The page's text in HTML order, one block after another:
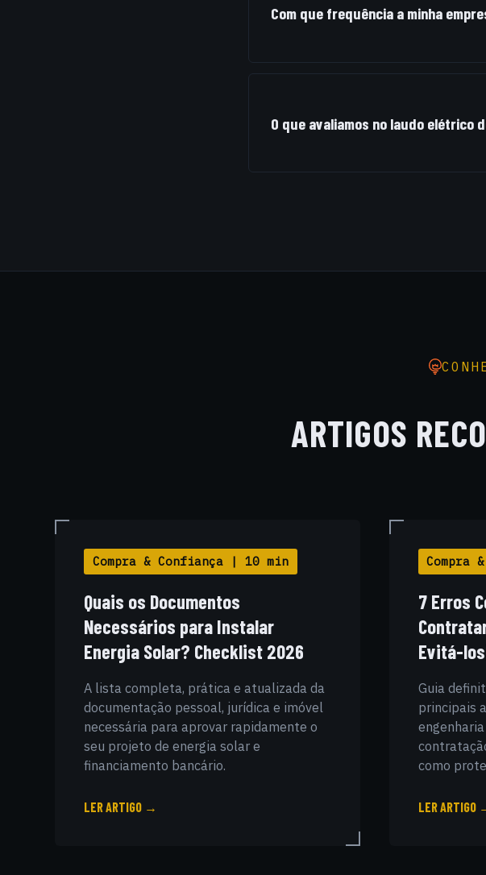
Com que frequência a minha
A periodicidade recomendada é
O que avaliamos no laudo elétrico
Analisamos painéis elétricos,
ARTIGOS
Compra & Confiança | 10 min
Quais os Documentos
Necessários para Instalar
Energia Solar? Checklist 2026
A lista completa, prática e atualizada da
documentação pessoal, jurídica e imóvel
necessária para aprovar rapidamente o
seu projeto de energia solar e
financiamento bancário.
LER ARTIGO →
Compra
7 Erros
Evitá-
Guia
principais
como
LER ARTIGO